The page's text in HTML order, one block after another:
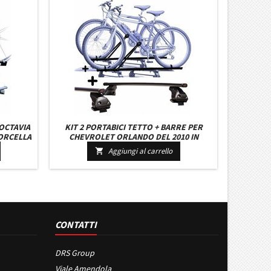
KIT 2 PORTABICI TETTO + BARRE PER
CHEVROLET ORLANDO DEL 2010 IN
ACCIAIO VERSATILI BARRE 127 CM + KIT
ATTACCHI MONTAGGIO FACILE
 Aggiungi al carrello
CONTATTI
DRS Group